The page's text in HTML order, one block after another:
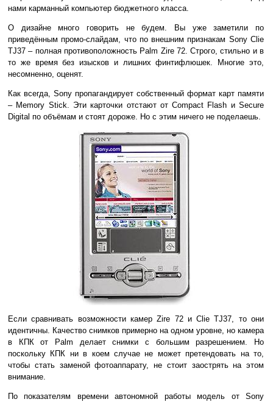
нами карманный компьютер бюджетного класса.
О дизайне много говорить не будем. Вы уже заметили по
приведённым промо-слайдам, что по внешним признакам Sony Clie
TJ37 – полная противоположность Palm Zire 72. Строго, стильно и в
то же время без изысков и лишних финтифлюшек. Многие это,
несомненно, оценят.
Как всегда, Sony пропагандирует собственный формат карт памяти
– Memory Stick. Эти карточки отстают от Compact Flash и Secure
Digital по объёмам и стоят дороже. Но с этим ничего не поделаешь.
Если сравнивать возможности камер Zire 72 и Clie TJ37, то они
идентичны. Качество снимков примерно на одном уровне, но камера
в КПК от Palm делает снимки с большим разрешением. Но
поскольку КПК ни в коем случае не может претендовать на то,
чтобы стать заменой фотоаппарату, не стоит заострять на этом
внимание.
По показателям времени автономной работы модель от Sony